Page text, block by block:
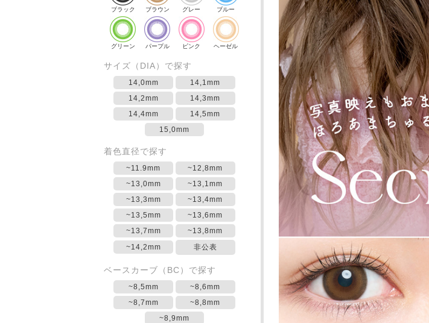
ブラック ブラウン グレー ブルー
グリーン パープル ピンク ヘーゼル
サイズ（DIA）で探す
14,0mm
14,1mm
14,2mm
14,3mm
14,4mm
14,5mm
15,0mm
着色直径で探す
~11.9mm
~12,8mm
~13,0mm
~13,1mm
~13,3mm
~13,4mm
~13,5mm
~13,6mm
~13,7mm
~13,8mm
~14,2mm
非公表
ベースカーブ（BC）で探す
~8,5mm
~8,6mm
~8,7mm
~8,8mm
~8,9mm